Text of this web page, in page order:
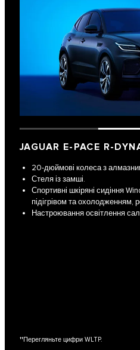
JAGUAR E-PACE R-
20-дюймові колеса з
Стеля із замші.
Спортивні шкіряні сидіння
підігрівом та охолодженням,
Настроювання освітлення
††Перегляньте цифри WLTP.